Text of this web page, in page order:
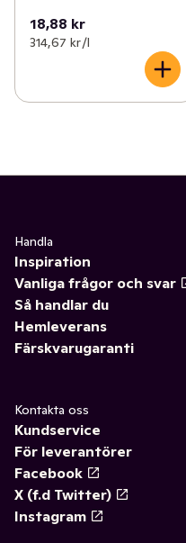
18,88 kr
314,67 kr /l
Handla
Inspiration
Vanliga frågor och svar
Så handlar du
Hemleverans
Färskvarugaranti
Kontakta oss
Kundservice
För leverantörer
Facebook
X (f.d Twitter)
Instagram